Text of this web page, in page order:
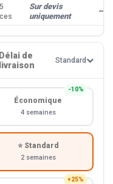
Sur devis
uniquement
—
de
Standard
−10%
Économique
4 semaines
⭐ Standard
2 semaines
+25%